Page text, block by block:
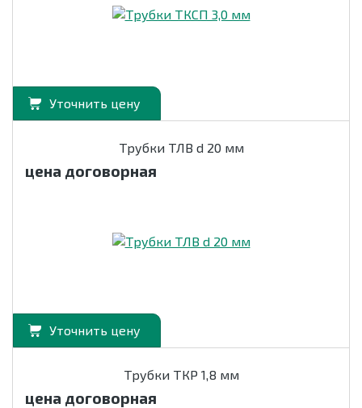
Уточнить цену
Трубки ТЛВ d 20 мм
цена договорная
Уточнить цену
Трубки ТКР 1,8 мм
цена договорная